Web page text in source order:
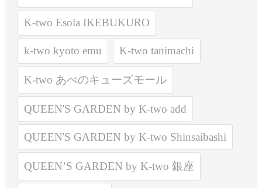
K-two Esola IKEBUKURO
k-two kyoto emu K-two tanimachi
K-two あべのキューズモール
QUEEN'S GARDEN by K-two add
QUEEN'S GARDEN by K-two Shinsaibashi
QUEEN’S GARDEN by K-two 銀座